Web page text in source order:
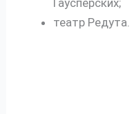
театр Редута.